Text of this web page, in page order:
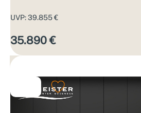
UVP: 39.855 €
35.890 €